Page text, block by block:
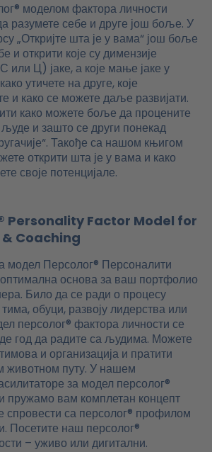
моделом фактора личности
разумете себе и друге још боље. У
„Откријте шта је у вама“ још боље
и открити које су димензије
Ц) јаке, а које мање јаке у
утичете на друге, које
и како се можете даље развијати.
како можете боље да процените
и зашто се други понекад
Такође са нашом књигом
открити шта је у вама и како
своје потенцијале.
Personality Factor Model for
Coaching
модел Персолог® Персоналити
основа за ваш портфолио
Било да се ради о процесу
обуци, развоју лидерства или
персолог® фактора личности се
год да радите са људима. Можете
и организација и пратити
путу. У нашем
за модел персолог®
пружамо вам комплетан концепт
спровести са персолог® профилом
Посетите наш персолог®
– уживо или дигитални.